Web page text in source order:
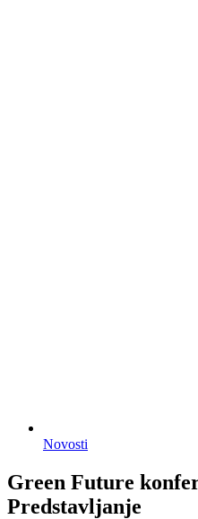
Novosti
Green Future
Predstavljanje